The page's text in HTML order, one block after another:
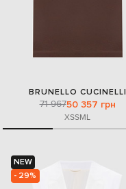
BRUNELLO CUCINELLI
71 96750 357 грн
XSSML
NEW
- 29%